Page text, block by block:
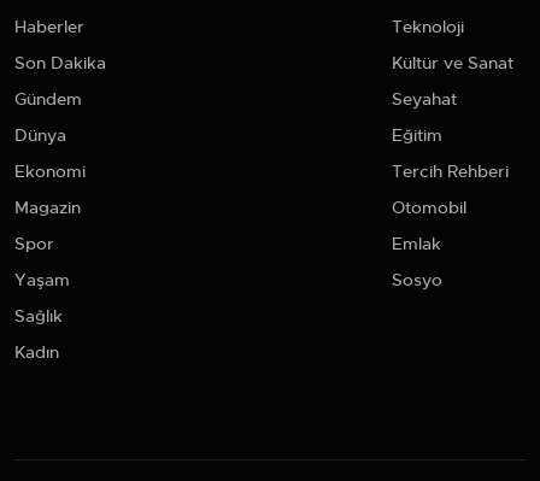
Haberler
Son Dakika
Gündem
Dünya
Ekonomi
Magazin
Spor
Yaşam
Sağlık
Kadın
Teknoloji
Kültür ve Sanat
Seyahat
Eğitim
Tercih Rehberi
Otomobil
Emlak
Sosyo